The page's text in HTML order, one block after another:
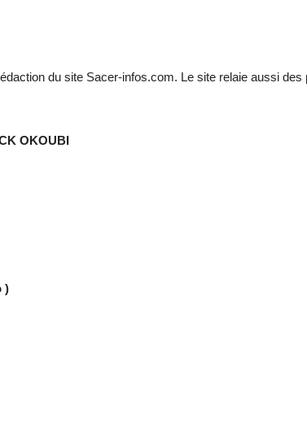
du site Sacer-infos.com. Le site relaie aussi des
OKOUBI
)